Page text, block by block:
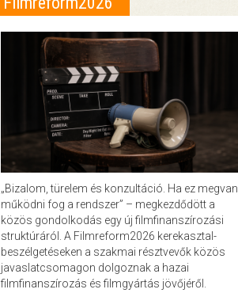
„Bizalom, türelem és konzultáció. Ha ez megvan,
működni fog a rendszer” – megkezdődött a
közös gondolkodás egy új filmfinanszírozási
struktúráról. A Filmreform2026 kerekasztal-
beszélgetéseken a szakmai résztvevők közös
javaslatcsomagon dolgoznak a hazai
filmfinanszírozás és filmgyártás jövőjéről.